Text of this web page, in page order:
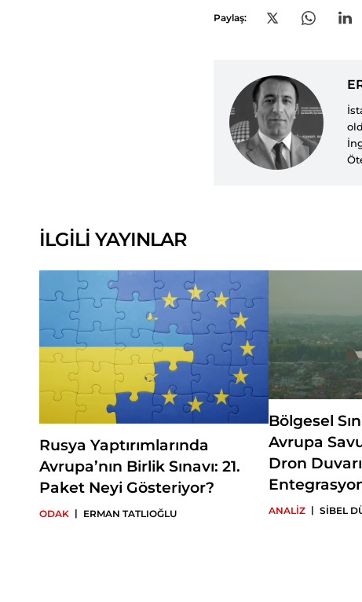
Paylaş:
İLGİLİ YAYINLAR
Rusya Yaptırımlarında
Avrupa’nın Birlik Sınavı: 21.
Paket Neyi Gösteriyor?
ODAK | ERMAN TATLIOĞLU
Bölgesel
Avrupa
Dron
ANALİZ | SİBEL